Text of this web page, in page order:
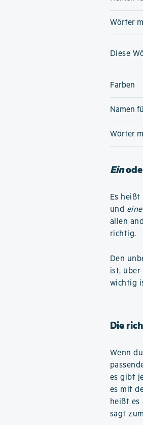
Wörter
Diese
Farben
Namen
Wörter
Ein
Es heißt
und eine
allen
richtig.
Den
ist, über
wichtig
Die
Wenn
es gibt
es mit
heißt es
sagt